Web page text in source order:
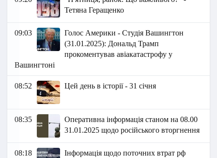
Тетяна Геращенко
09:03
Голос Америки - Студія Вашингтон
(31.01.2025): Дональд Трамп
прокоментував авіакатастрофу у
Вашингтоні
08:52 Цей день в історії - 31 січня
08:35
Оперативна інформація станом на 08.00
31.01.2025 щодо російського вторгнення
08:18
Інформація щодо поточних втрат рф